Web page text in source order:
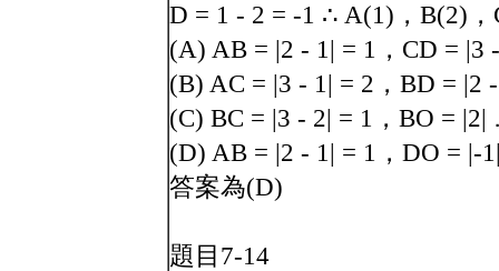
D = 1 - 2 = -1 ∴ A(1)，B(2)
(A) AB = |2 - 1| = 1，CD =
(B) AC = |3 - 1| = 2，BD = |2
(C) BC = |3 - 2| = 1，BO =
(D) AB = |2 - 1| = 1，DO = |-
答案為(D)
題目7-14